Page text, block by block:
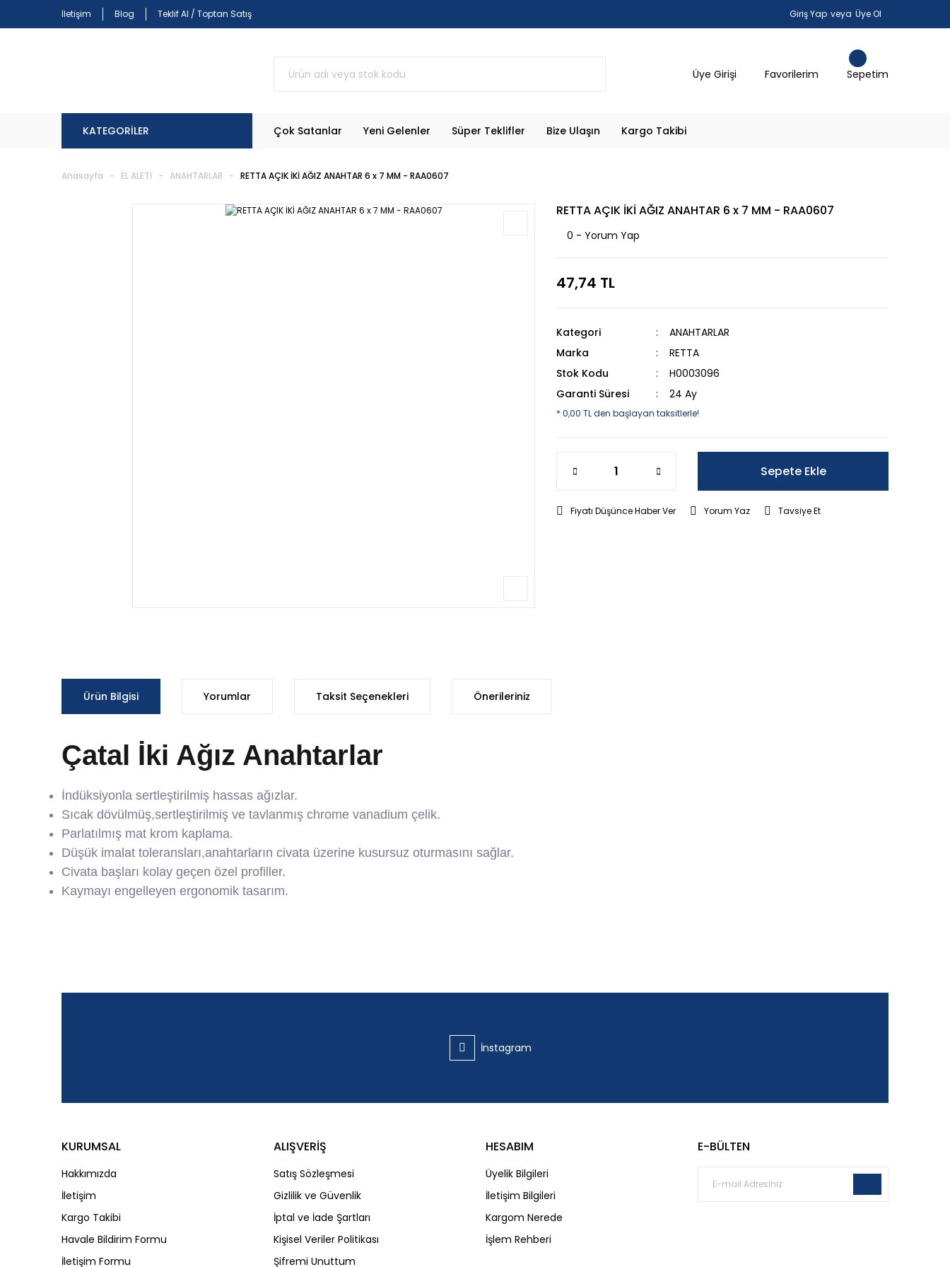
İletişim Blog Teklif Al / Toptan Satış Giriş Yap veya Üye Ol
Üye Girişi Favorilerim Sepetim
KATEGORİLER Çok Satanlar Yeni Gelenler Süper Teklifler Bize Ulaşın Kargo Takibi
Anasayfa EL ALETİ ANAHTARLAR RETTA AÇIK İKİ AĞIZ ANAHTAR 6 x 7 MM - RAA0607
RETTA AÇIK İKİ AĞIZ ANAHTAR 6 x 7 MM - RAA0607
0 - Yorum Yap
47,74 TL
Kategori
ANAHTARLAR
Marka
RETTA
Stok Kodu
H0003096
Garanti Süresi
24 Ay
* 0,00 TL den başlayan taksitlerle!
Sepete Ekle
Fiyatı Düşünce Haber Ver Yorum Yaz Tavsiye Et
Ürün Bilgisi Yorumlar Taksit Seçenekleri Önerileriniz
Çatal İki Ağız Anahtarlar
İndüksiyonla sertleştirilmiş hassas ağızlar.
Sıcak dövülmüş,sertleştirilmiş ve tavlanmış chrome vanadium çelik.
Parlatılmış mat krom kaplama.
Düşük imalat toleransları,anahtarların civata üzerine kusursuz oturmasını sağlar.
Civata başları kolay geçen özel profiller.
Kaymayı engelleyen ergonomik tasarım.
Gönder
İnstagram
KURUMSAL
Hakkımızda
İletişim
Kargo Takibi
Havale Bildirim Formu
İletişim Formu
ALIŞVERİŞ
Satış Sözleşmesi
Gizlilik ve Güvenlik
İptal ve İade Şartları
Kişisel Veriler Politikası
Şifremi Unuttum
HESABIM
Üyelik Bilgileri
İletişim Bilgileri
Kargom Nerede
İşlem Rehberi
E-BÜLTEN